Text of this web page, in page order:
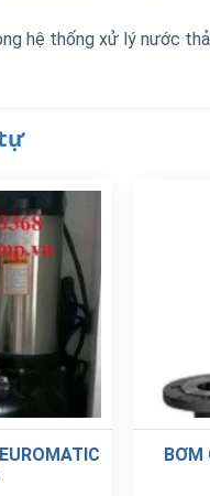
hệ thống xử lý nước
BƠM